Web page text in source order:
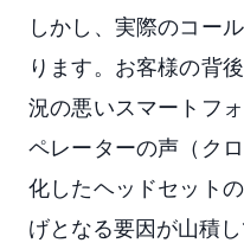
しかし、実際のコー
ります。お客様の背
況の悪いスマートフ
ペレーターの声（ク
化したヘッドセット
げとなる要因が山積し